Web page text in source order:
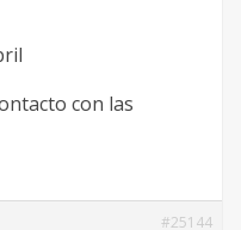
con las
#25144